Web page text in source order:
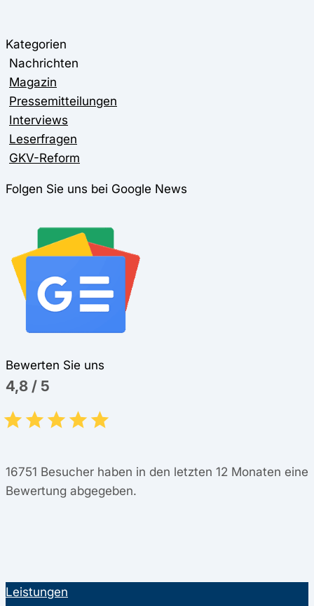
Kategorien
Nachrichten
Magazin
Pressemitteilungen
Interviews
Leserfragen
GKV-Reform
Folgen Sie uns bei Google News
Bewerten Sie uns
4,8 / 5
16751 Besucher haben in den letzten 12 Monaten eine
Bewertung abgegeben.
Leistungen